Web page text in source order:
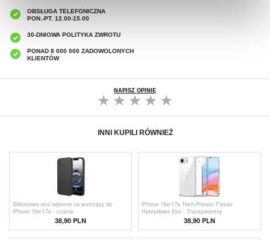
OBSŁUGA TELEFONICZNA
PON.-PT. 12.00-15.00
30-DNIOWA POLITYKA ZWROTU
PONAD 8 000 000 ZADOWOLONYCH
KLIENTÓW
NAPISZ OPINIĘ
INNI KUPILI RÓWNIEŻ
Silikonowe etui odporne na wstrząsy do
iPhone 16e/17e - czarne
38,90 PLN
iPhone 16e/17e Tech-Protect Flexair
Hybrydowe Etui - Transparentny
38,90 PLN